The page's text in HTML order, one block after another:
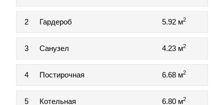
2 Гардероб 5.92 м2
3 Санузел 4.23 м2
4 Постирочная 6.68 м2
5 Котельная 6.80 м2